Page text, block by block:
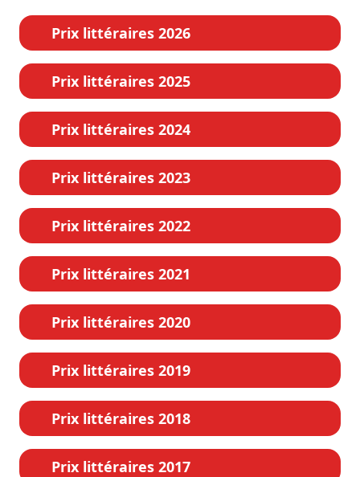
Prix littéraires 2026
Prix littéraires 2025
Prix littéraires 2024
Prix littéraires 2023
Prix littéraires 2022
Prix littéraires 2021
Prix littéraires 2020
Prix littéraires 2019
Prix littéraires 2018
Prix littéraires 2017